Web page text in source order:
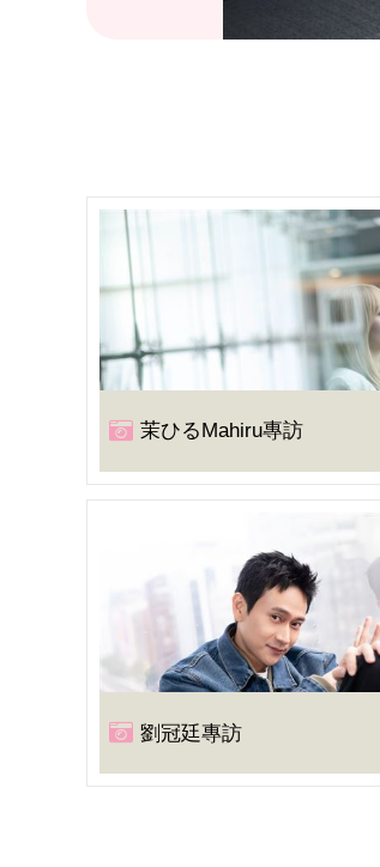
/31)侯佩岑
茉ひるMahiru專訪
劉冠廷專訪